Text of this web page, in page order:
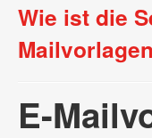
Wie ist die
E-